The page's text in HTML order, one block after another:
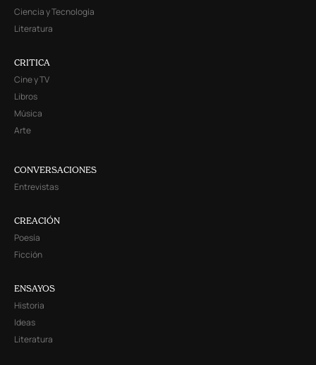
Ciencia y Tecnología
Literatura
CRITICA
Cine y TV
Libros
Música
Arte
CONVERSACIONES
Entrevistas
CREACIÓN
Poesía
Ficción
ENSAYOS
Historia
Ideas
Literatura